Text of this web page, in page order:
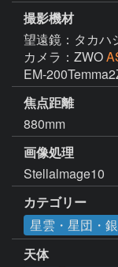
撮影機材
望遠鏡：タカハ
カメラ：ZWO
EM-
焦点距離
880mm
画像処理
Stellalmage10
カテゴリー
星雲・星団・
天体